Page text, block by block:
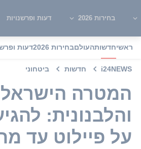
בחירות 2026 דעות ופרשנויות
ראשיחדשותהעולםבחירות 2026 דעות
i24NEWS חדשות ביטחוני
המטרה
והלבנונית:
על פיילוט עד